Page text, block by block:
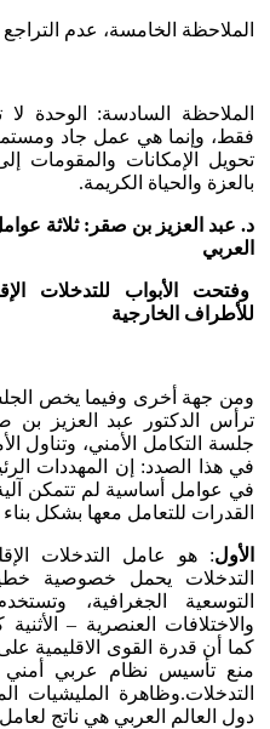
الملاحظة الخامسة، عدم
الملاحظة السادسة: الوحدة
فقط، وإنما هي عمل جاد
تحويل الإمكانات والمقومات
بالعزة والحياة الكريمة.
د. عبد العزيز بن صقر: ثلاثة
العربي
وفتحت الأبواب للتدخلات
للأطراف الخارجية
ومن جهة أخرى وفيما يخص
ترأس الدكتور عبد العزيز بن
جلسة التكامل الأمني، وتناول
في هذا الصدد: إن المهددات
في عوامل أساسية لم تتمكن
القدرات للتعامل معها بشكل
الأول: هو عامل التدخلات
التدخلات يحمل خصوصية
التوسعية الجغرافية،
والاختلافات العنصرية –
كما أن قدرة القوى الاقليمية
منع تأسيس نظام عربي
التدخلات.وظاهرة
دول العالم العربي هي ناتج لعامل